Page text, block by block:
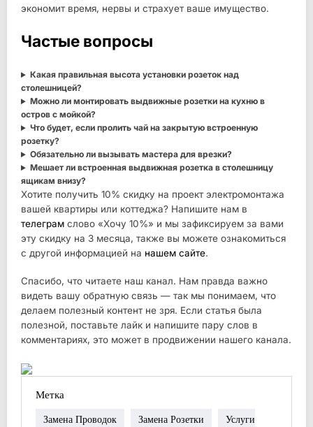
экономит время, нервы и страхует ваше имущество.
Частые вопросы
Какая правильная высота установки розеток над
столешницей?
Можно ли монтировать выдвижные розетки на кухню в
остров с мойкой?
Что будет, если пролить чай на закрытую встроенную
розетку?
Обязательно ли вызывать мастера для врезки?
Мешает ли встроенная выдвижная розетка в столешницу
ящикам внизу?
Хотите получить 10% скидку на проект электромонтажа
вашей квартиры или коттеджа? Напишите нам в
телеграм слово «Хочу 10%» и мы зафиксируем за вами
эту скидку на 3 месяца, также вы можете ознакомиться
с другой информацией на нашем сайте.
Спасибо, что читаете наш канал. Нам правда важно
видеть вашу обратную связь — так мы понимаем, что
делаем полезный контент не зря. Если статья была
полезной, поставьте лайк и напишите пару слов в
комментариях, это может в продвижении нашего канала.
Метка
Замена Проводок Замена Розетки Услуги